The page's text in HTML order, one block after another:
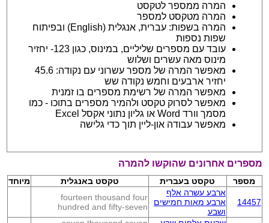
המרה ממספר לטקסט
המרה מטקסט למספר
המרה בשפות: עברית, אנגלית (English) ובפיתוח
שפות נספות
עובד עם מספרים שליליים, במינוס, כגון 123- יחזיר
מינוס מאה עשרים ושלוש
מאפשר המרה של מספר עשרוני עם נקודה: 45.6
יחזיר ארבעים וחמש נקודה שש
מאפשר המרה של רשימת מספרים בו זמנית
מאפשר לסרוק טקסט ולהמיר מספרים בתוכו - כמו
מסמך וורד Word או גליון נתוני אקסל Excel
מאפשר עבודה און-ליין תוך כדי גלישה
מספרים אחרונים שהוקשו להמרה
מספר טקסט בעברית טקסט באנגלית מיוחד
14457
ארבע עשרה אלף
ארבע מאות חמישים
ושבע
fourteen thousand four
hundred and fifty-seven